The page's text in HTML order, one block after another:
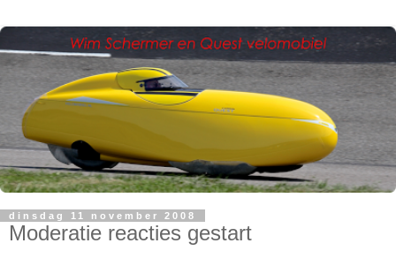
dinsdag 11 november 2008
Moderatie reacties gestart